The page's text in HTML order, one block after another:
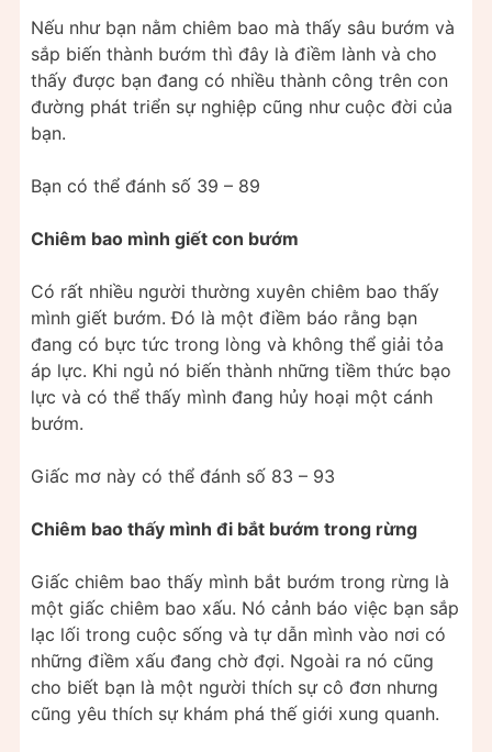
Nếu như bạn nằm chiêm bao mà thấy sâu bướm và
sắp biến thành bướm thì đây là điềm lành và cho
thấy được bạn đang có nhiều thành công trên con
đường phát triển sự nghiệp cũng như cuộc đời của
bạn.
Bạn có thể đánh số 39 – 89
Chiêm bao mình giết con bướm
Có rất nhiều người thường xuyên chiêm bao thấy
mình giết bướm. Đó là một điềm báo rằng bạn
đang có bực tức trong lòng và không thể giải tỏa
áp lực. Khi ngủ nó biến thành những tiềm thức bạo
lực và có thể thấy mình đang hủy hoại một cánh
bướm.
Giấc mơ này có thể đánh số 83 – 93
Chiêm bao thấy mình đi bắt bướm trong rừng
Giấc chiêm bao thấy mình bắt bướm trong rừng là
một giấc chiêm bao xấu. Nó cảnh báo việc bạn sắp
lạc lối trong cuộc sống và tự dẫn mình vào nơi có
những điềm xấu đang chờ đợi. Ngoài ra nó cũng
cho biết bạn là một người thích sự cô đơn nhưng
cũng yêu thích sự khám phá thế giới xung quanh.